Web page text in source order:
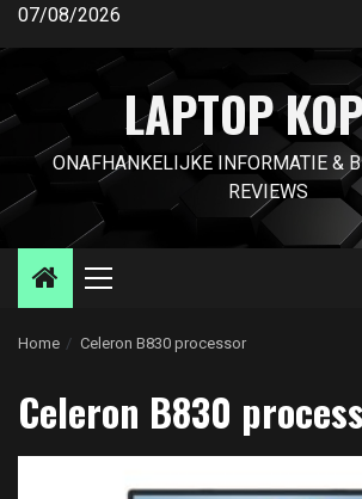
Ga
inhoud
07/08/2026
LAPTOP
ONAFHANKELIJKE INFORMATIE &
REVIEWS
Primair
Home Celeron B830 processor
Celeron B830